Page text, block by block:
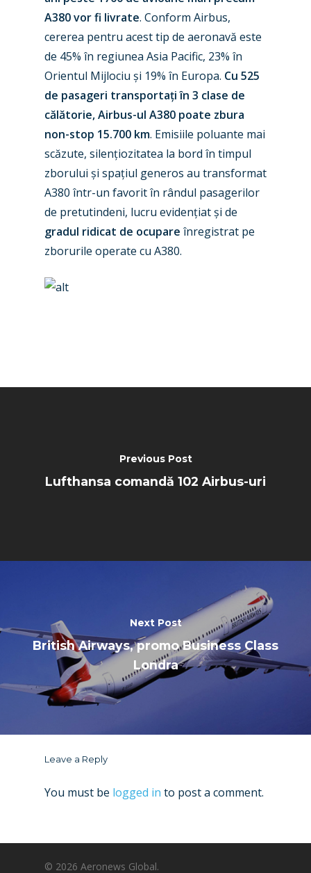
A380 vor fi livrate. Conform Airbus,
cererea pentru acest tip de aeronavă este
de 45% în regiunea Asia Pacific, 23% în
Orientul Mijlociu și 19% în Europa. Cu 525
de pasageri transportați în 3 clase de
călătorie, Airbus-ul A380 poate zbura
non-stop 15.700 km. Emisiile poluante mai
scăzute, silențiozitatea la bord în timpul
zborului și spațiul generos au transformat
A380 într-un favorit în rândul pasagerilor
de pretutindeni, lucru evidențiat și de
gradul ridicat de ocupare înregistrat pe
zborurile operate cu A380.
Previous Post
Lufthansa comandă 102 Airbus-uri
Next Post
British Airways, promo Business Class
Londra
Leave a Reply
You must be logged in to post a comment.
© 2026 Aeronews Global.
Farnborough 2022
Dubai 2019
Paris 2019
Jobs
Contact